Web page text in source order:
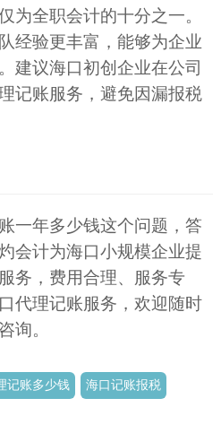
为全职会计的十分之一。
经验更丰富，能够为企业
建议海口初创企业在公司
记账服务，避免因漏报税
一年多少钱这个问题，答
会计为海口小规模企业提
务，费用合理、服务专
代理记账服务，欢迎随时
询。
记账多少钱
海口记账报税